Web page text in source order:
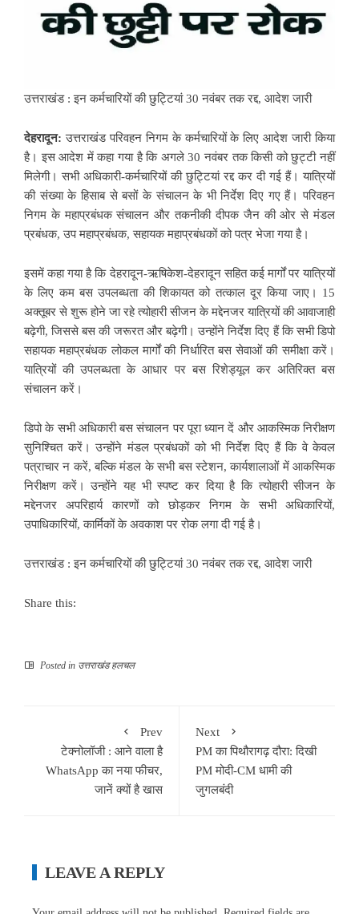
उत्तराखंड : इन कर्मचारियों की छुट्टियां 30 नवंबर तक रद्द, आदेश जारी
देहरादून: उत्तराखंड परिवहन निगम के कर्मचारियों के लिए आदेश जारी किया
है। इस आदेश में कहा गया है कि अगले 30 नवंबर तक किसी को छुट्टी नहीं
मिलेगी। सभी अधिकारी-कर्मचारियों की छुट्टियां रद्द कर दी गई हैं। यात्रियों
की संख्या के हिसाब से बसों के संचालन के भी निर्देश दिए गए हैं। परिवहन
निगम के महाप्रबंधक संचालन और तकनीकी दीपक जैन की ओर से मंडल
प्रबंधक, उप महाप्रबंधक, सहायक महाप्रबंधकों को पत्र भेजा गया है।
इसमें कहा गया है कि देहरादून-ऋषिकेश-देहरादून सहित कई मार्गों पर यात्रियों
के लिए कम बस उपलब्धता की शिकायत को तत्काल दूर किया जाए। 15
अक्तूबर से शुरू होने जा रहे त्योहारी सीजन के मद्देनजर यात्रियों की आवाजाही
बढ़ेगी, जिससे बस की जरूरत और बढ़ेगी। उन्होंने निर्देश दिए हैं कि सभी डिपो
सहायक महाप्रबंधक लोकल मार्गों की निर्धारित बस सेवाओं की समीक्षा करें।
यात्रियों की उपलब्धता के आधार पर बस रिशेड्यूल कर अतिरिक्त बस
संचालन करें।
डिपो के सभी अधिकारी बस संचालन पर पूरा ध्यान दें और आकस्मिक निरीक्षण
सुनिश्चित करें। उन्होंने मंडल प्रबंधकों को भी निर्देश दिए हैं कि वे केवल
पत्राचार न करें, बल्कि मंडल के सभी बस स्टेशन, कार्यशालाओं में आकस्मिक
निरीक्षण करें। उन्होंने यह भी स्पष्ट कर दिया है कि त्योहारी सीजन के
मद्देनजर अपरिहार्य कारणों को छोड़कर निगम के सभी अधिकारियों,
उपाधिकारियों, कार्मिकों के अवकाश पर रोक लगा दी गई है।
उत्तराखंड : इन कर्मचारियों की छुट्टियां 30 नवंबर तक रद्द, आदेश जारी
Share this:
Posted in उत्तराखंड हलचल
Prev
टेक्नोलॉजी : आने वाला है
WhatsApp का नया फीचर,
जानें क्यों है खास
Next
PM का पिथौरागढ़ दौरा: दिखी
PM मोदी-CM धामी की
जुगलबंदी
LEAVE A REPLY